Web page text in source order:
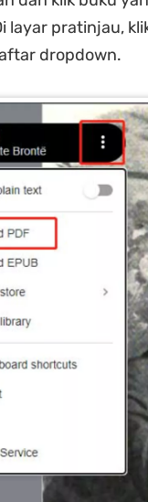
layar pratinjau,
dropdown.